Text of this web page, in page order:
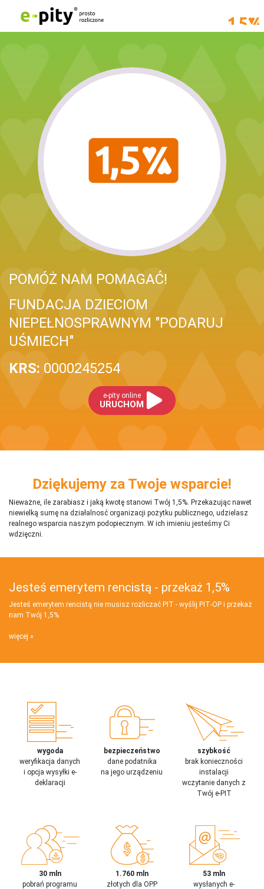
POMÓŻ NAM POMAGAĆ!
FUNDACJA DZIECIOM
NIEPEŁNOSPRAWNYM "PODARUJ
UŚMIECH"
KRS: 0000245254
e-pity online
URUCHOM
Dziękujemy za Twoje wsparcie!
Nieważne, ile zarabiasz i jaką kwotę stanowi Twój 1,5%. Przekazując nawet
niewielką sumę na działalnosć organizacji pożytku publicznego, udzielasz
realnego wsparcia naszym podopiecznym. W ich imieniu jesteśmy Ci
wdzięczni.
Jesteś emerytem rencistą - przekaż 1,5%
Jesteś emerytem rencistą nie musisz rozliczać PIT - wyślij PIT‑OP i przekaż
nam Twój 1,5%
więcej
wygoda
weryfikacja danych
i opcja wysyłki e-
deklaracji
bezpieczeństwo
dane podatnika
na jego urządzeniu
szybkość
brak konieczności
instalacji
wczytanie danych z
Twój e-PIT
30 mln
pobrań programu
1.760 mln
złotych dla OPP
53 mln
wysłanych e-